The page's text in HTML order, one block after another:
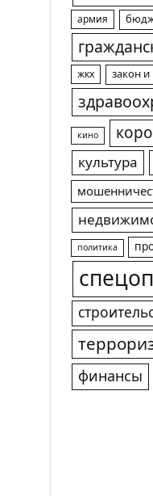
армия
жкх закон и
кино
культура
политика
финансы